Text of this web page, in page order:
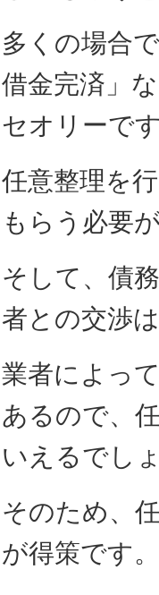
多くの場合
借金完済」
セオリーで
任意整理を
もらう必要
そして、債
者との交渉
業者によっ
あるので、
いえるでし
そのため、
が得策です。